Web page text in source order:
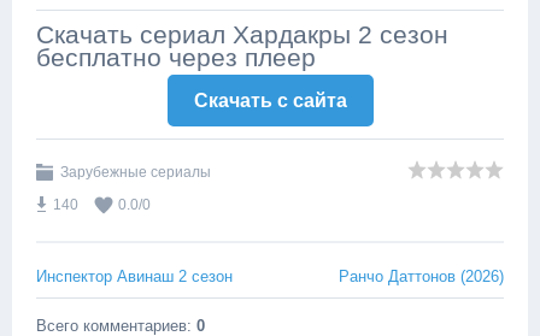
Скачать сериал Хардакры 2 сезон
бесплатно через плеер
Скачать c сайта
Зарубежные сериалы
140
0.0/0
Инспектор Авинаш 2 сезон Ранчо Даттонов (2026)
Всего комментариев: 0